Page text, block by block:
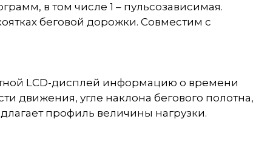
в том числе 1 – пульсозависимая.
беговой дорожки. Совместим с
LCD-дисплей информацию о времени
движения, угле наклона бегового полотна,
профиль величины нагрузки.